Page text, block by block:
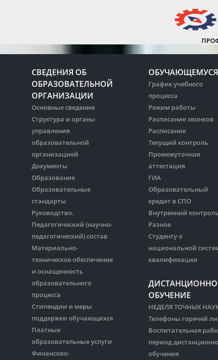
СВЕДЕНИЯ ОБ
ОБРАЗОВАТЕЛЬНОЙ
ОРГАНИЗАЦИИ
Основные сведения
Структура и органы
управления
образовательной
организацией
Документы
Образование
Образовательные
стандарты
Руководство.
Педагогический (научно-
педагогический) состав
Материально-
техническое обеспечение
и оснащенность
образовательного
процесса
Стипендии и меры
поддержки обучающихся
Платные
образовательные услуги
Финансово-
ОБУЧАЮЩЕМУСЯ
График учебного
процесса
Режим работы
Расписание звонков
Расписание
Текущий контроль
Промежуточная
аттестация
ГИА
Образовательный
кредит в СПО
Внутренний
Разное
Студенту о
национальной
квалификации
ОБУЧЕНИЕ
НЕДЕЛЯ ТОЧНЫХ
Телефоны горячей
Воспитательная
период
обучения